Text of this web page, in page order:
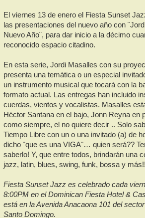
El viernes 13 de enero el Fiesta Sunset
las presentaciones del nuevo año con
Nuevo Año¨, para dar inicio a la décimo
reconocido espacio citadino.
En esta serie, Jordi Masalles con su
presenta una temática o un especial
un instrumento musical que tocará con la
formato actual. Las entregas han incluido
cuerdas, vientos y vocalistas. Masalles
Héctor Santana en el bajo, Jonn Reyna
como siempre, el no quiere decir .. Solo
Tiempo Libre con un o una invitado (a) de
dicho ¨que es una VIGA¨… quien será??
saberlo! Y, que entre todos, brindarán una
jazz, latin, blues, swing, funk, bossa y
Fiesta Sunset Jazz es celebrado cada
8:00PM en el Dominican Fiesta Hotel &
está en la Avenida Anacaona 101 del
Santo Domingo.